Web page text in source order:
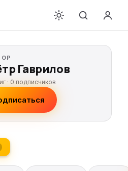
Гаврилов
· 0 подписчиков